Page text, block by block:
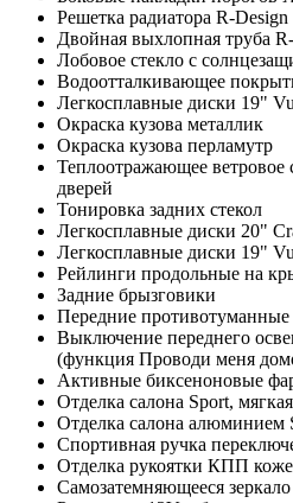
Решетка радиатора R-Design
Двойная выхлопная труба
Лобовое стекло с
Водоотталкивающее
Легкосплавные диски 19"
Окраска кузова металлик
Окраска кузова перламутр
Теплоотражающее ветровое
дверей
Тонировка задних стекол
Легкосплавные диски 20"
Легкосплавные диски 19"
Рейлинги продольные на
Задние брызговики
Передние
Выключение переднего
(функция Проводи меня
Активные биксеноновые
Отделка салона Sport,
Отделка салона алюминием
Спортивная ручка
Отделка рукоятки КПП
Самозатемняющееся зеркало